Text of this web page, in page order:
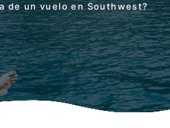
de un vuelo en Southwest?